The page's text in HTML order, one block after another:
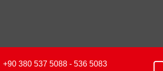
+90 380 537 5088 - 536 5083